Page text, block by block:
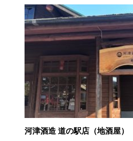
河津酒造 道の駅店（地酒屋）